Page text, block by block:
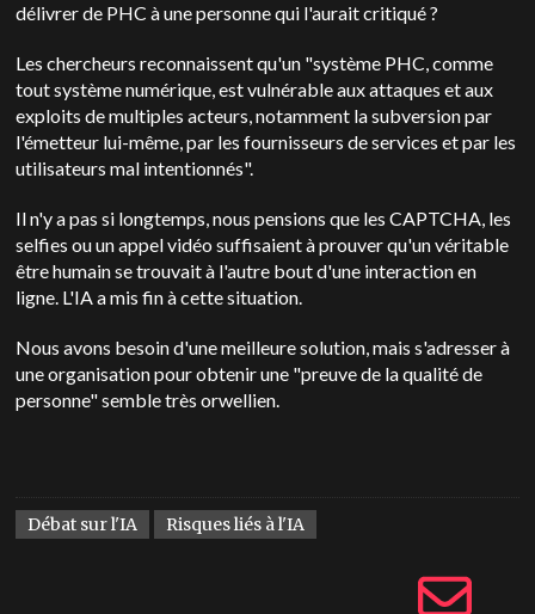
délivrer de PHC à une personne qui l'aurait critiqué ?
Les chercheurs reconnaissent qu'un "système PHC, comme
tout système numérique, est vulnérable aux attaques et aux
exploits de multiples acteurs, notamment la subversion par
l'émetteur lui-même, par les fournisseurs de services et par les
utilisateurs mal intentionnés".
Il n'y a pas si longtemps, nous pensions que les CAPTCHA, les
selfies ou un appel vidéo suffisaient à prouver qu'un véritable
être humain se trouvait à l'autre bout d'une interaction en
ligne. L'IA a mis fin à cette situation.
Nous avons besoin d'une meilleure solution, mais s'adresser à
une organisation pour obtenir une "preuve de la qualité de
personne" semble très orwellien.
Débat sur l'IA Risques liés à l'IA